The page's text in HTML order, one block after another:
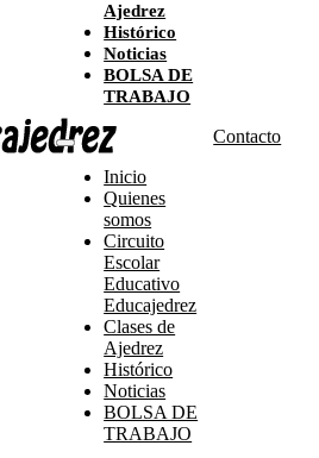
Ajedrez
Histórico
Noticias
BOLSA DE
TRABAJO
Inicio
Quienes
somos
Circuito
Escolar
Educativo
Educajedrez
Clases de
Ajedrez
Histórico
Noticias
BOLSA DE
TRABAJO
Contacto